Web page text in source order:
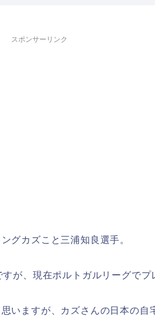
スポンサーリンク
グカズこと三浦知良選手。
が、現在ポルトガルリーグでプ
いますが、カズさんの日本の自